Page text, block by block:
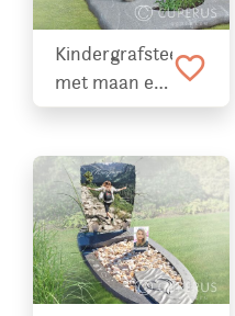
Kindergrafsteen
met maan en
sterren
favorite_border